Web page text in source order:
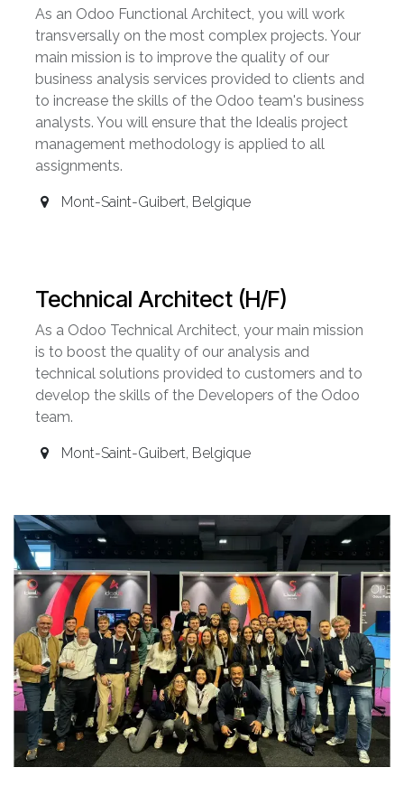
As an Odoo Functional Architect, you will work
transversally on the most complex projects. Your
main mission is to improve the quality of our
business analysis services provided to clients and
to increase the skills of the Odoo team's business
analysts. You will ensure that the Idealis project
management methodology is applied to all
assignments.
Mont-Saint-Guibert, Belgique
Technical Architect (H/F)
As a Odoo Technical Architect, your main mission
is to boost the quality of our analysis and
technical solutions provided to customers and to
develop the skills of the Developers of the Odoo
team.
Mont-Saint-Guibert, Belgique